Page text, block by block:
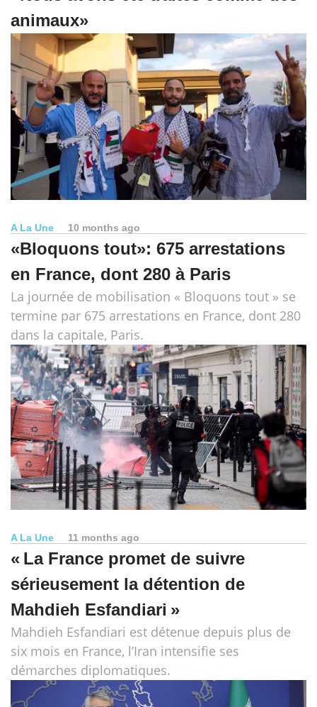
animaux»
A La Une 10 months ago
«Bloquons tout»: 675 arrestations
en France, dont 280 à Paris
La journée de mobilisation « Bloquons tout » se
termine par 675 arrestations en France, dont 280
dans la capitale, Paris.
A La Une 11 months ago
« La France promet de suivre
sérieusement la détention de
Mahdieh Esfandiari »
Mahdieh Esfandiari est détenue depuis plus de
six mois en France, l’Iran intensifie ses
démarches diplomatiques.